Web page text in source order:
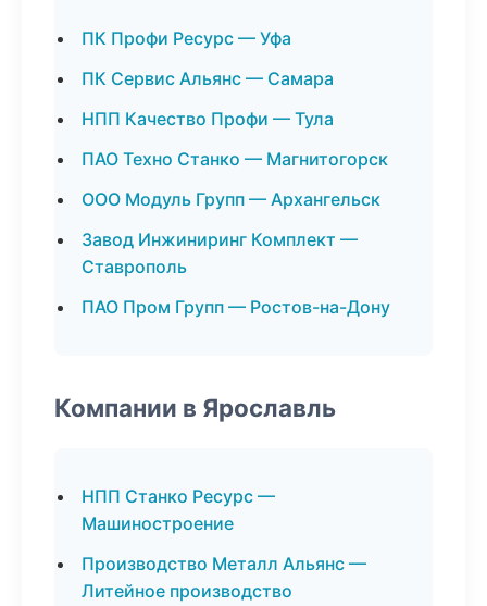
ПК Профи Ресурс — Уфа
ПК Сервис Альянс — Самара
НПП Качество Профи — Тула
ПАО Техно Станко — Магнитогорск
ООО Модуль Групп — Архангельск
Завод Инжиниринг Комплект —
Ставрополь
ПАО Пром Групп — Ростов-на-Дону
Компании в Ярославль
НПП Станко Ресурс —
Машиностроение
Производство Металл Альянс —
Литейное производство